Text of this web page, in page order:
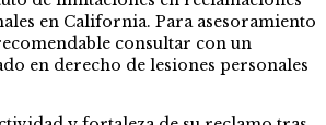
en California. Para asesoramiento
consultar con un
en derecho de lesiones personales